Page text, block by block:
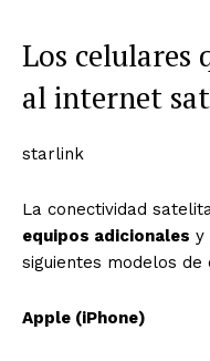
Los celulares
al internet
starlink
La conectividad
equipos adicionales y
siguientes modelos de
Apple (iPhone)